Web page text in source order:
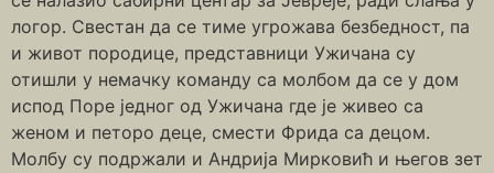
логор. Свестан да се тиме угрожава безбедност, па
и живот породице, представници Ужичана су
отишли у немачку команду са молбом да се у дом
испод Поре једног од Ужичана где је живео са
женом и петоро деце, смести Фрида са децом.
Молбу су подржали и Андрија Мирковић и његов зет